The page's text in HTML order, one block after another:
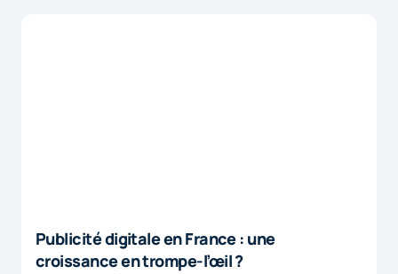
Publicité digitale en France : une
croissance en trompe-l’œil ?